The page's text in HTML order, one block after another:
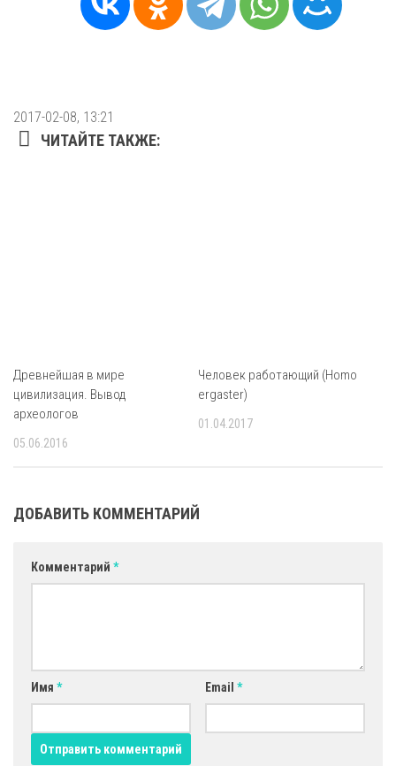
2017-02-08, 13:21
ЧИТАЙТЕ ТАКЖЕ:
Древнейшая в мире
цивилизация. Вывод
археологов
05.06.2016
Человек работающий (Homo
ergaster)
01.04.2017
ДОБАВИТЬ КОММЕНТАРИЙ
Комментарий *
Имя * Email *